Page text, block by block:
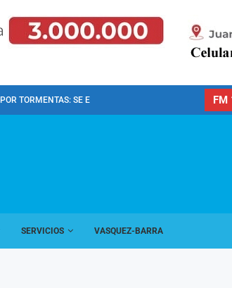
TORMENTAS: SE ESPERAN FUERTES LLUVIAS,... FM
SERVICIOS VASQUEZ-BARRA